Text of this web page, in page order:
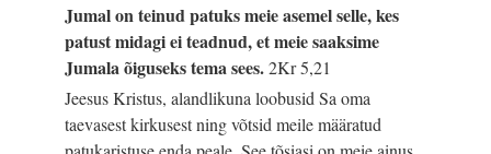
Jumal on teinud patuks meie asemel selle, kes
patust midagi ei teadnud, et meie saaksime
Jumala õiguseks tema sees.2Kr 5,21
Jeesus Kristus, alandlikuna loobusid Sa oma
taevasest kirkusest ning võtsid meile määratud